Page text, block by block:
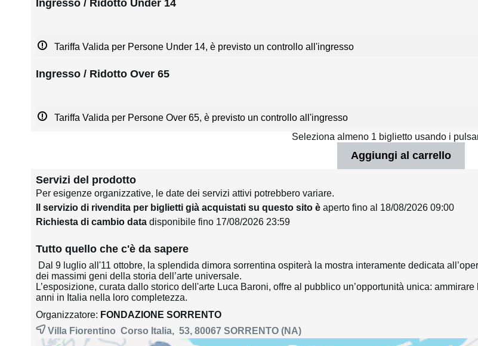
Ingresso / Ridotto Under 14
Tariffa Valida per Persone Under 14, è previsto un controllo all'ingresso
Ingresso / Ridotto Over 65
Tariffa Valida per Persone Over 65, è previsto un controllo all'ingresso
Seleziona almeno 1 biglietto usando i
Servizi del prodotto
Per esigenze organizzative, le date dei servizi attivi potrebbero variare.
Il servizio di rivendita per biglietti già acquistati su questo sito è aperto fino al 18/08/2026 09:00
Richiesta di cambio data disponibile fino 17/08/2026 23:59
Tutto quello che c'è da sapere
Dal 9 luglio all'11 ottobre, la splendida dimora sorrentina ospiterà la mostra interamente dedicata
dei massimi geni della storia dell’arte universale.
L’esposizione, curata dallo storico dell'arte Luca Baroni, offre al pubblico un’opportunità unica:
anni in Italia nella loro completezza.
Organizzatore: FONDAZIONE SORRENTO
Villa Fiorentino Corso Italia, 53, 80067 SORRENTO(NA)